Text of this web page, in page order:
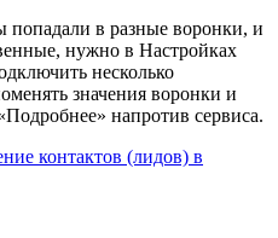
попадали в разные воронки, и
нужно в Настройках
несколько
значения воронки и
напротив сервиса.
контактов (лидов) в